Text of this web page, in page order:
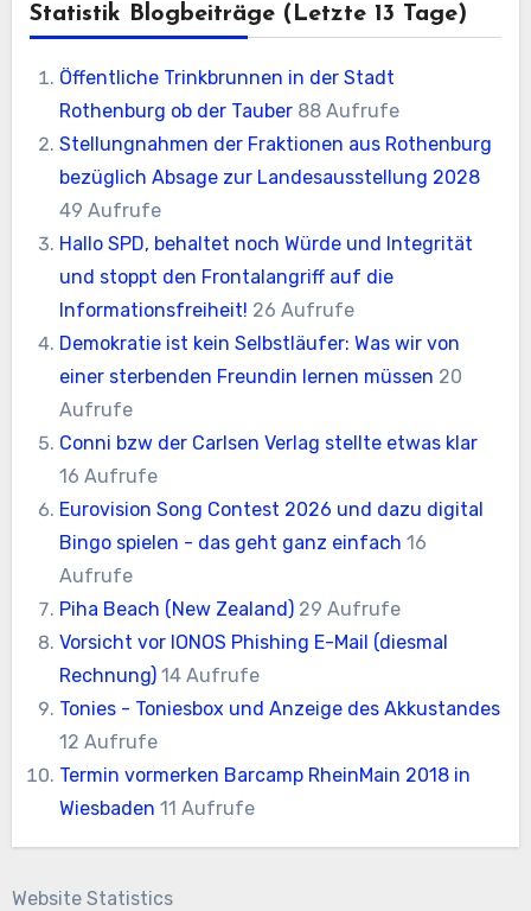
Statistik Blogbeiträge (letzte 13 Tage)
Öffentliche Trinkbrunnen in der Stadt
Rothenburg ob der Tauber 88 Aufrufe
Stellungnahmen der Fraktionen aus Rothenburg
bezüglich Absage zur Landesausstellung 2028
49 Aufrufe
Hallo SPD, behaltet noch Würde und Integrität
und stoppt den Frontalangriff auf die
Informationsfreiheit! 26 Aufrufe
Demokratie ist kein Selbstläufer: Was wir von
einer sterbenden Freundin lernen müssen 20
Aufrufe
Conni bzw der Carlsen Verlag stellte etwas klar
16 Aufrufe
Eurovision Song Contest 2026 und dazu digital
Bingo spielen - das geht ganz einfach 16
Aufrufe
Piha Beach (New Zealand) 29 Aufrufe
Vorsicht vor IONOS Phishing E-Mail (diesmal
Rechnung) 14 Aufrufe
Tonies - Toniesbox und Anzeige des Akkustandes
12 Aufrufe
Termin vormerken Barcamp RheinMain 2018 in
Wiesbaden 11 Aufrufe
Website Statistics